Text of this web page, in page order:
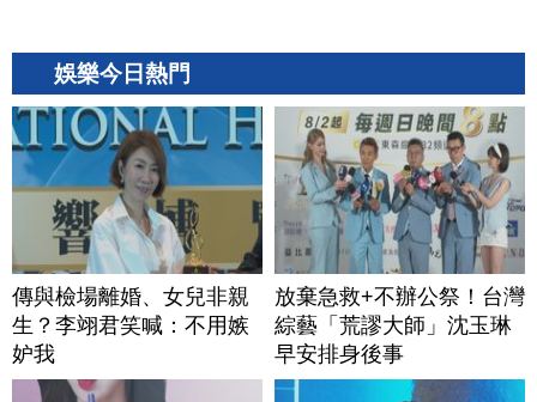
娛樂今日熱門
傳與檢場離婚、女兒非親
生？李翊君笑喊：不用嫉
妒我
放棄急救+不辦公祭！台灣
綜藝「荒謬大師」沈玉琳
早安排身後事